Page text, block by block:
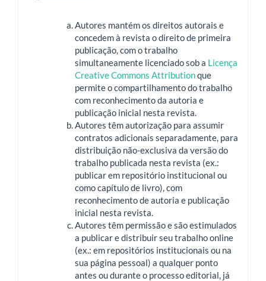
Autores mantém os direitos autorais e
concedem à revista o direito de primeira
publicação, com o trabalho
simultaneamente licenciado sob a Licença
Creative Commons Attributionque
permite o compartilhamento do trabalho
com reconhecimento da autoria e
publicação inicial nesta revista.
Autores têm autorização para assumir
contratos adicionais separadamente, para
distribuição não-exclusiva da versão do
trabalho publicada nesta revista (ex.:
publicar em repositório institucional ou
como capítulo de livro), com
reconhecimento de autoria e publicação
inicial nesta revista.
Autores têm permissão e são estimulados
a publicar e distribuir seu trabalho online
(ex.: em repositórios institucionais ou na
sua página pessoal) a qualquer ponto
antes ou durante o processo editorial, já